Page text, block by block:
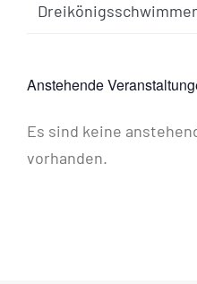
Anstehende
Hinweis
Es sind keine
vorhanden.